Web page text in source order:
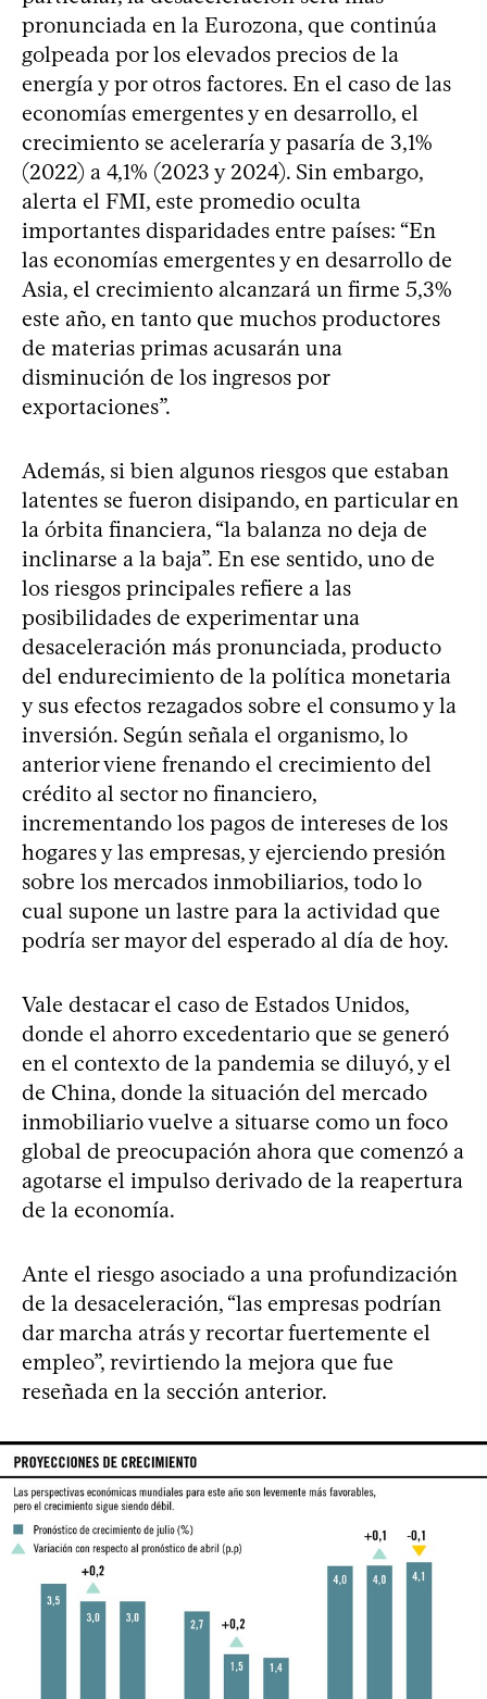
pronunciada en la Eurozona, que continúa
golpeada por los elevados precios de la
energía y por otros factores. En el caso de las
economías emergentes y en desarrollo, el
crecimiento se aceleraría y pasaría de 3,1%
(2022) a 4,1% (2023 y 2024). Sin embargo,
alerta el FMI, este promedio oculta
importantes disparidades entre países: “En
las economías emergentes y en desarrollo de
Asia, el crecimiento alcanzará un firme 5,3%
este año, en tanto que muchos productores
de materias primas acusarán una
disminución de los ingresos por
exportaciones”.
Además, si bien algunos riesgos que estaban
latentes se fueron disipando, en particular en
la órbita financiera, “la balanza no deja de
inclinarse a la baja”. En ese sentido, uno de
los riesgos principales refiere a las
posibilidades de experimentar una
desaceleración más pronunciada, producto
del endurecimiento de la política monetaria
y sus efectos rezagados sobre el consumo y la
inversión. Según señala el organismo, lo
anterior viene frenando el crecimiento del
crédito al sector no financiero,
incrementando los pagos de intereses de los
hogares y las empresas, y ejerciendo presión
sobre los mercados inmobiliarios, todo lo
cual supone un lastre para la actividad que
podría ser mayor del esperado al día de hoy.
Vale destacar el caso de Estados Unidos,
donde el ahorro excedentario que se generó
en el contexto de la pandemia se diluyó, y el
de China, donde la situación del mercado
inmobiliario vuelve a situarse como un foco
global de preocupación ahora que comenzó a
agotarse el impulso derivado de la reapertura
de la economía.
Ante el riesgo asociado a una profundización
de la desaceleración, “las empresas podrían
dar marcha atrás y recortar fuertemente el
empleo”, revirtiendo la mejora que fue
reseñada en la sección anterior.